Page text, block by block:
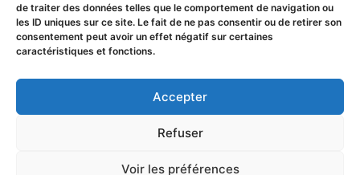
de traiter des données telles que le comportement de navigation ou
les ID uniques sur ce site. Le fait de ne pas consentir ou de retirer son
consentement peut avoir un effet négatif sur certaines
caractéristiques et fonctions.
Accepter
Refuser
Voir les préférences
© 2026 Groupement de Défense